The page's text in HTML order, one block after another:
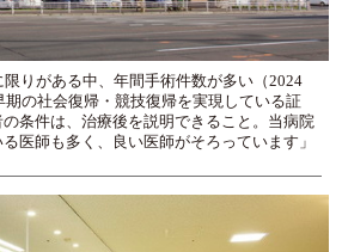
りがある中、年間手術件数が多い（2024
期の社会復帰・競技復帰を実現している証
条件は、治療後を説明できること。当病院
医師も多く、良い医師がそろっています」